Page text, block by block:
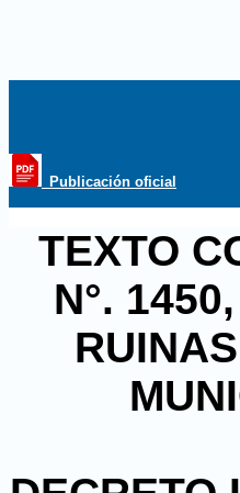
_Publicación oficial
TEXTO
N°. 1450,